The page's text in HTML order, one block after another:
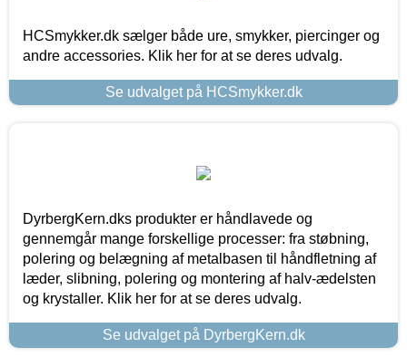
HCSmykker.dk sælger både ure, smykker, piercinger og
andre accessories. Klik her for at se deres udvalg.
Se udvalget på HCSmykker.dk
DyrbergKern.dks produkter er håndlavede og
gennemgår mange forskellige processer: fra støbning,
polering og belægning af metalbasen til håndfletning af
læder, slibning, polering og montering af halv-ædelsten
og krystaller. Klik her for at se deres udvalg.
Se udvalget på DyrbergKern.dk